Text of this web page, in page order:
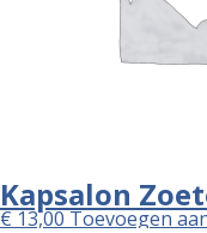
Kapsalon
€13,00Toevoegen